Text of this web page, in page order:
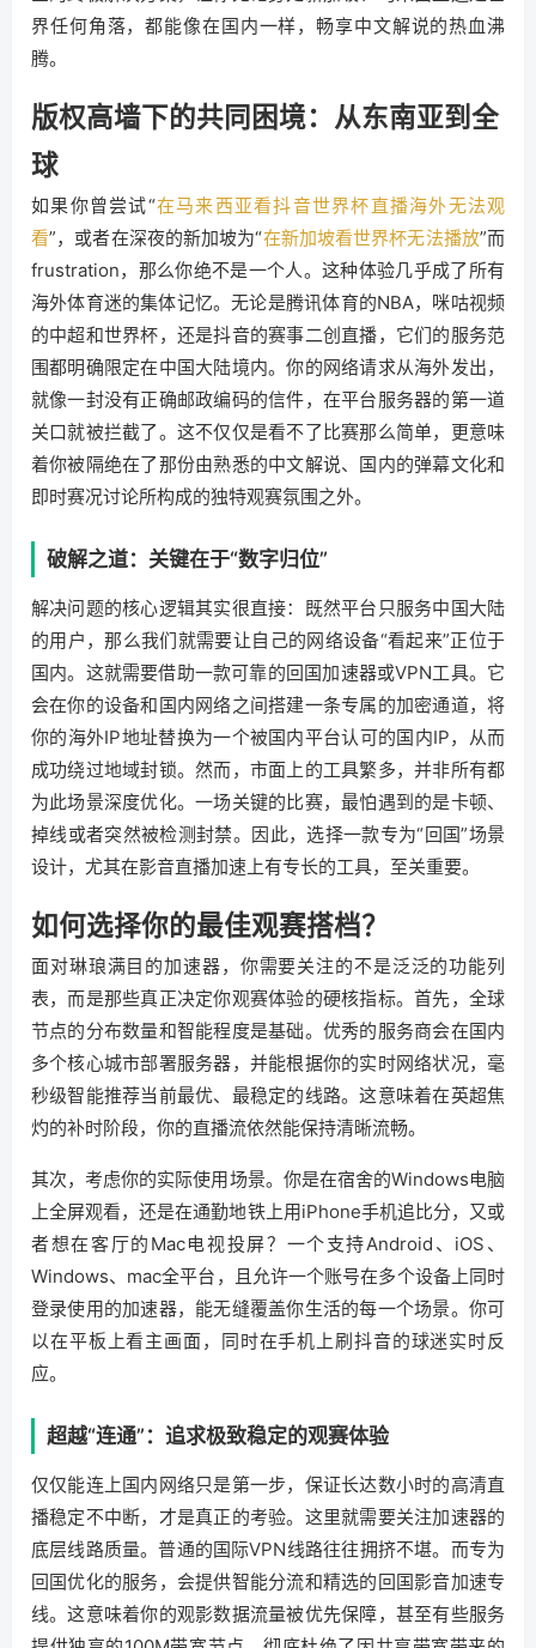
界任何角落，都能像在国内一样，畅享中文解说的热血沸
腾。
版权高墙下的共同困境：从东南亚到全
球
如果你曾尝试“在马来西亚看抖音世界杯直播海外无法观
看”，或者在深夜的新加坡为“在新加坡看世界杯无法播放”而
frustration，那么你绝不是一个人。这种体验几乎成了所有
海外体育迷的集体记忆。无论是腾讯体育的NBA，咪咕视频
的中超和世界杯，还是抖音的赛事二创直播，它们的服务范
围都明确限定在中国大陆境内。你的网络请求从海外发出，
就像一封没有正确邮政编码的信件，在平台服务器的第一道
关口就被拦截了。这不仅仅是看不了比赛那么简单，更意味
着你被隔绝在了那份由熟悉的中文解说、国内的弹幕文化和
即时赛况讨论所构成的独特观赛氛围之外。
破解之道：关键在于“数字归位”
解决问题的核心逻辑其实很直接：既然平台只服务中国大陆
的用户，那么我们就需要让自己的网络设备“看起来”正位于
国内。这就需要借助一款可靠的回国加速器或VPN工具。它
会在你的设备和国内网络之间搭建一条专属的加密通道，将
你的海外IP地址替换为一个被国内平台认可的国内IP，从而
成功绕过地域封锁。然而，市面上的工具繁多，并非所有都
为此场景深度优化。一场关键的比赛，最怕遇到的是卡顿、
掉线或者突然被检测封禁。因此，选择一款专为“回国”场景
设计，尤其在影音直播加速上有专长的工具，至关重要。
如何选择你的最佳观赛搭档？
面对琳琅满目的加速器，你需要关注的不是泛泛的功能列
表，而是那些真正决定你观赛体验的硬核指标。首先，全球
节点的分布数量和智能程度是基础。优秀的服务商会在国内
多个核心城市部署服务器，并能根据你的实时网络状况，毫
秒级智能推荐当前最优、最稳定的线路。这意味着在英超焦
灼的补时阶段，你的直播流依然能保持清晰流畅。
其次，考虑你的实际使用场景。你是在宿舍的Windows电脑
上全屏观看，还是在通勤地铁上用iPhone手机追比分，又或
者想在客厅的Mac电视投屏？一个支持Android、iOS、
Windows、mac全平台，且允许一个账号在多个设备上同时
登录使用的加速器，能无缝覆盖你生活的每一个场景。你可
以在平板上看主画面，同时在手机上刷抖音的球迷实时反
应。
超越“连通”：追求极致稳定的观赛体验
仅仅能连上国内网络只是第一步，保证长达数小时的高清直
播稳定不中断，才是真正的考验。这里就需要关注加速器的
底层线路质量。普通的国际VPN线路往往拥挤不堪。而专为
回国优化的服务，会提供智能分流和精选的回国影音加速专
线。这意味着你的观影数据流量被优先保障，甚至有些服务